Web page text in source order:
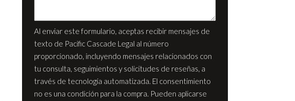
Al enviar este formulario, aceptas recibir mensajes de
texto de Pacific Cascade Legal al número
proporcionado, incluyendo mensajes relacionados con
tu consulta, seguimientos y solicitudes de reseñas, a
través de tecnología automatizada. El consentimiento
no es una condición para la compra. Pueden aplicarse